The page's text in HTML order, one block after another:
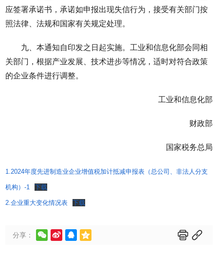
应签署承诺书，承诺如申报出现失信行为，接受有关部门按
照法律、法规和国家有关规定处理。
九、本通知自印发之日起实施。工业和信息化部会同相
关部门，根据产业发展、技术进步等情况，适时对符合政策
的企业条件进行调整。
工业和信息化部
财政部
国家税务总局
1.2024年度先进制造业企业增值税加计抵减申报表（总公司、非法人分支
机构）-1 下载
2.企业重大变化情况表 下载
分享：      